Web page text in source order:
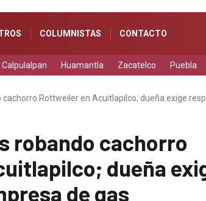
COLUMNISTAS CONTACTO
Calpulalpan Huamantla Zacatelco Puebla
Rottweiler en Acuitlapilco; dueña exige
robando cachorro
dueña
de gas